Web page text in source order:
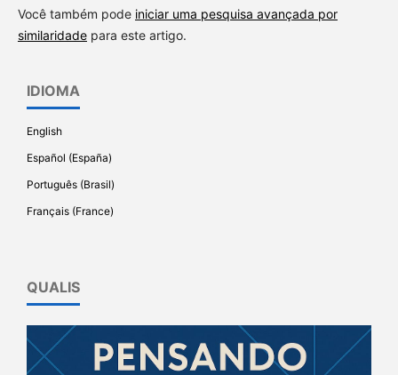
Você também pode iniciar uma pesquisa avançada por
similaridadepara este artigo.
IDIOMA
English
Español (España)
Português (Brasil)
Français (France)
QUALIS